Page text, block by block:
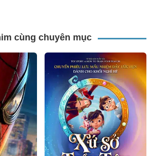
cùng chuyên mục